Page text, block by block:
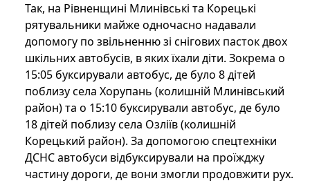
Так, на Рівненщині Млинівські та Корецькі
рятувальники майже одночасно надавали
допомогу по звільненню зі снігових пасток двох
шкільних автобусів, в яких їхали діти. Зокрема о
15:05 буксирували автобус, де було 8 дітей
поблизу села Хорупань (колишній Млинівський
район) та о 15:10 буксирували автобус, де було
18 дітей поблизу села Озліїв (колишній
Корецький район). За допомогою спецтехніки
ДСНС автобуси відбуксирували на проїжджу
частину дороги, де вони змогли продовжити рух.